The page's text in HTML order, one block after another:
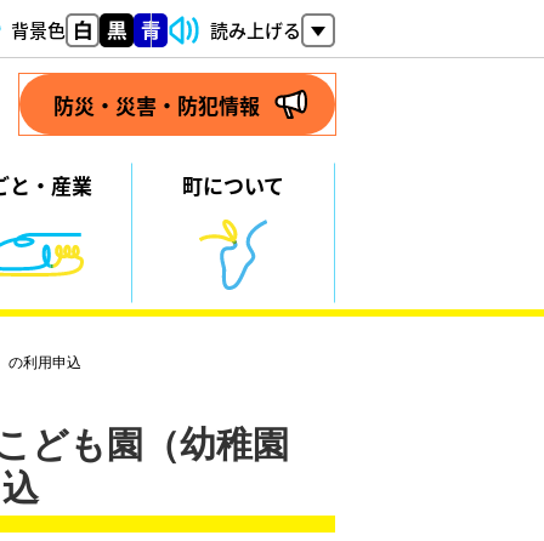
背景色 読み上げる
防災・災害・防犯情報
と・産業 町について
の利用申込
ども園（幼稚園